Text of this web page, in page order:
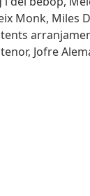
Monk, Miles
Jofre